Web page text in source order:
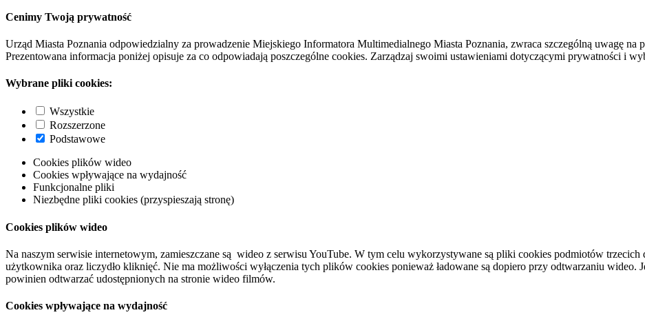
Cenimy Twoją prywatność
Urząd Miasta Poznania odpowiedzialny za prowadzenie Miejskiego Informatora Multimedialnego Miasta Poznania, zwraca szczególną uwagę
Prezentowana informacja poniżej opisuje za co odpowiadają poszczególne cookies. Zarządzaj swoimi ustawieniami dotyczącymi prywatności i
Wybrane pliki cookies:
Wszystkie
Rozszerzone
Podstawowe
Cookies plików wideo
Cookies wpływające na wydajność
Funkcjonalne pliki
Niezbędne pliki cookies (przyspieszają stronę)
Cookies plików wideo
Na naszym serwisie internetowym, zamieszczane są wideo z serwisu YouTube. W tym celu wykorzystywane są pliki cookies podmiotów trzecich
użytkownika oraz liczydło kliknięć. Nie ma możliwości wyłączenia tych plików cookies ponieważ ładowane są dopiero przy odtwarzaniu wideo.
powinien odtwarzać udostępnionych na stronie wideo filmów.
Cookies wpływające na wydajność